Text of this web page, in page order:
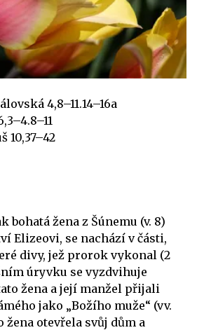
4,8–11.14–16a
10,37–42
bohatá žena z Šúnemu (v. 8)
Elizeovi, se nachází v části,
divy, jež prorok vykonal (2
úryvku se vyzdvihuje
žena a její manžel přijali
jako „Božího muže“ (vv.
žena otevřela svůj dům a